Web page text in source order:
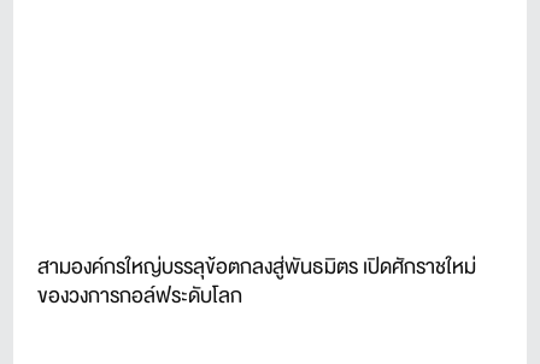
สามองค์กรใหญ่บรรลุข้อตกลงสู่พันธมิตร เปิดศักราชใหม่
ของวงการกอล์ฟระดับโลก